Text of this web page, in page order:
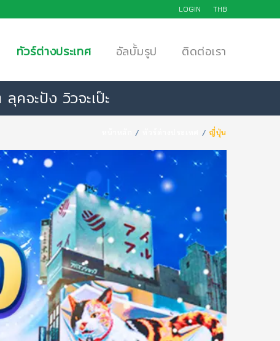
LOGIN THB
ทัวร์ต่างประเทศ อัลบั้มรูป ติดต่อเรา
จะปัง วิวจะเป๊ะ
ญี่ปุ่น